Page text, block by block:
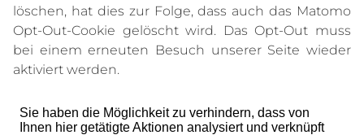
löschen, hat dies zur Folge, dass auch das Matomo
Opt-Out-Cookie gelöscht wird. Das Opt-Out muss
bei einem erneuten Besuch unserer Seite wieder
aktiviert werden.